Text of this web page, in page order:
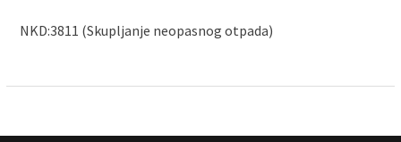
NKD:3811 (Skupljanje neopasnog otpada)